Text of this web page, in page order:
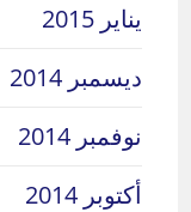
يناير 2015
ديسمبر 2014
نوفمبر 2014
أكتوبر 2014